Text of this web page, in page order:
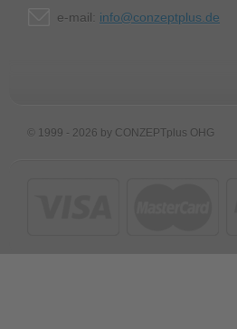
e-mail: info@conzeptplus.de
© 1999 - 2026 by CONZEPTplus OHG